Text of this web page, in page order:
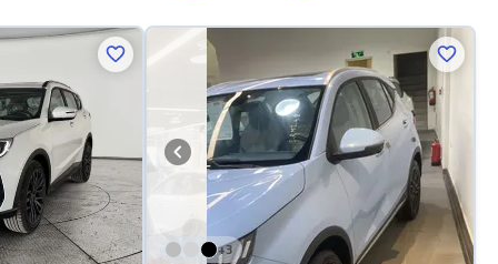
3
+